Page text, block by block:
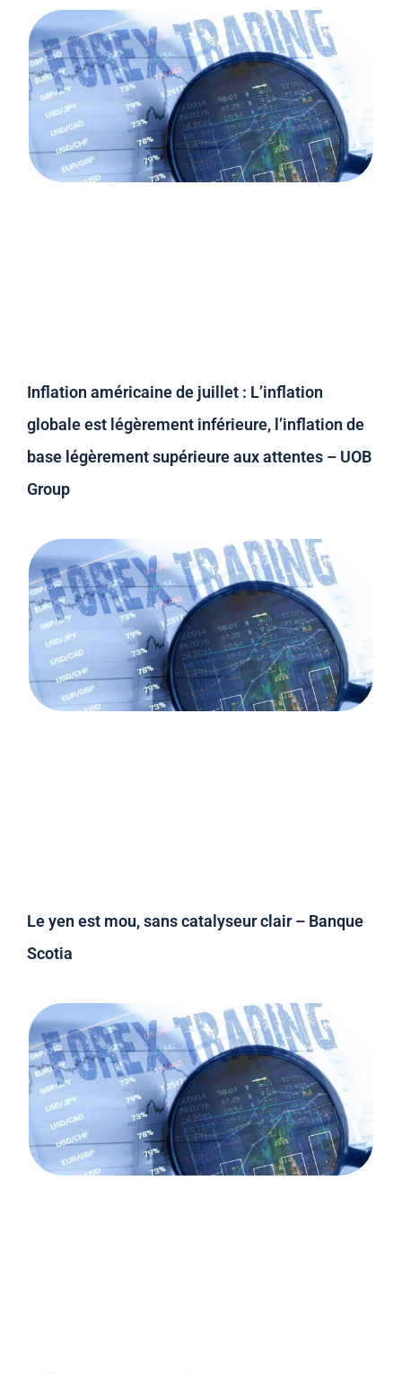
Inflation américaine de juillet : L’inflation
globale est légèrement inférieure, l’inflation de
base légèrement supérieure aux attentes – UOB
Group
Le yen est mou, sans catalyseur clair – Banque
Scotia